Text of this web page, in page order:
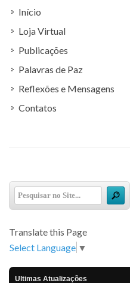
Início
Loja Virtual
Publicações
Palavras de Paz
Reflexões e Mensagens
Contatos
Translate this Page
Select Language ▼
Ultimas Atualizações